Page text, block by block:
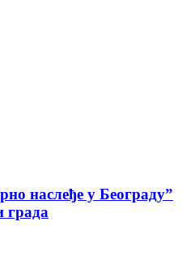
наслеђе у Београду”
града